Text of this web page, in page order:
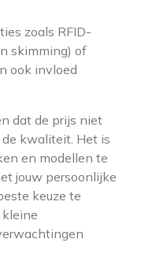
zoals RFID-
skimming) of
ook invloed
dat de prijs niet
kwaliteit. Het is
en modellen te
jouw persoonlijke
keuze te